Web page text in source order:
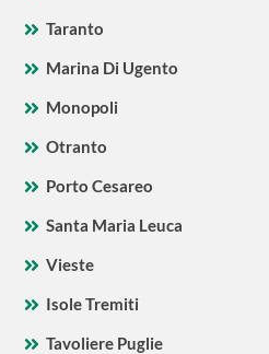
Taranto
Marina Di Ugento
Monopoli
Otranto
Porto Cesareo
Santa Maria Leuca
Vieste
Isole Tremiti
Tavoliere Puglie